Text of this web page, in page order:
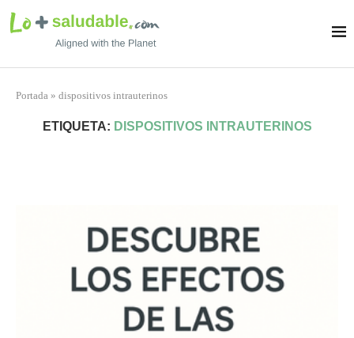
Portada » dispositivos intrauterinos
ETIQUETA: DISPOSITIVOS INTRAUTERINOS